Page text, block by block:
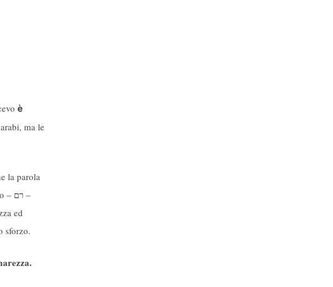
è
ma le
la parola
– רם –
ed
sforzo.